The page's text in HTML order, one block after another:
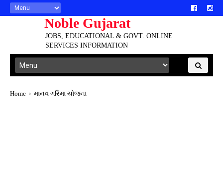
Noble Gujarat
JOBS, EDUCATIONAL & GOVT. ONLINE
SERVICES INFORMATION
Home › માનવ ગરિમા યોજના